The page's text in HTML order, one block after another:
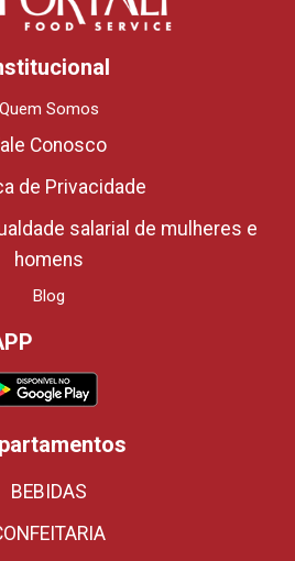
Quem Somos
Conosco
de Privacidade
salarial de mulheres e
homens
Blog
BEBIDAS